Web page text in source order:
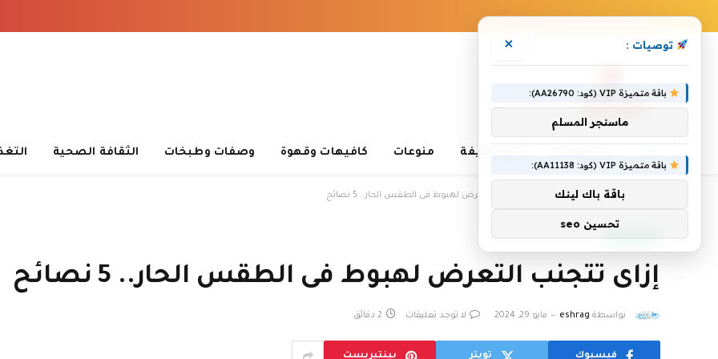
أخبار خفيفة منوعات كافيهات وقهوة وصفات وطبخات الثقافة الصحية
» غذاء وصحة إزاى تتجنب التعرض لهبوط فى الطقس الحار.. 5 نصائح
غذاء وصحة
إزاى تتجنب التعرض لهبوط فى الطقس الحار.. 5 نصائح
بواسطة eshrag مايو 29, 2024 لا توجد تعليقات 2 دقائق
فيسبوك تويتر بينتيريست
توصيات : ×
باقة متميزة VIP (كود: AA26790):
ماسنجر المسلم
باقة متميزة VIP (كود: AA11138):
باقة باك لينك
تحسين seo